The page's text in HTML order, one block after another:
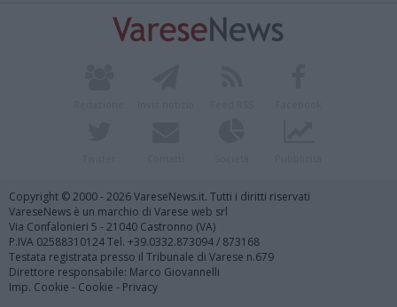
Copyright © 2000 - 2026 VareseNews.it. Tutti i diritti riservati
VareseNews è un marchio di Varese web srl
Via Confalonieri 5 - 21040 Castronno (VA)
P.IVA 02588310124 Tel. +39.0332.873094 / 873168
Testata registrata presso il Tribunale di Varese n.679
Direttore responsabile: Marco Giovannelli
Imp. Cookie - Cookie - Privacy